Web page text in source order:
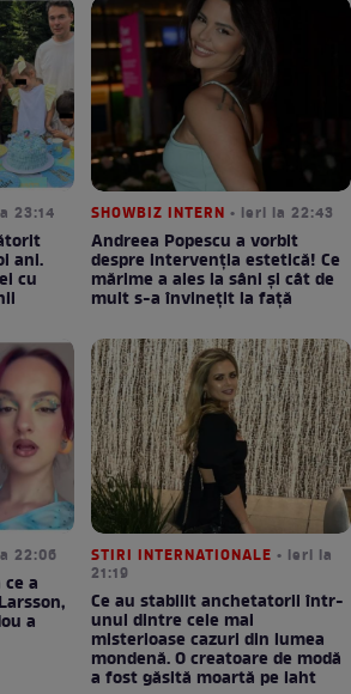
23:14
ani.
cu
SHOWBIZ INTERN • ieri la 22:43
Andreea Popescu a vorbit
despre intervenția estetică! Ce
mărime a ales la sâni și cât de
mult s-a învinețit la față
22:06
a
a
STIRI INTERNATIONALE • ieri la
21:19
Ce au stabilit anchetatorii într-
unul dintre cele mai
misterioase cazuri din lumea
mondenă. O creatoare de modă
a fost găsită moartă pe iaht